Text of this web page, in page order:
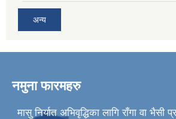
अन्य
नमुना फारमहरु
मासु निर्यात अभिवृद्धिका लागि राँगा वा भैसी